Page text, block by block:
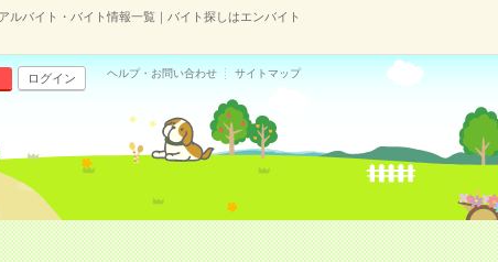
アルバイト・バイト情報一覧｜バイト探しはエンバイト
ログイン ヘルプ・お問い合わせ サイトマップ